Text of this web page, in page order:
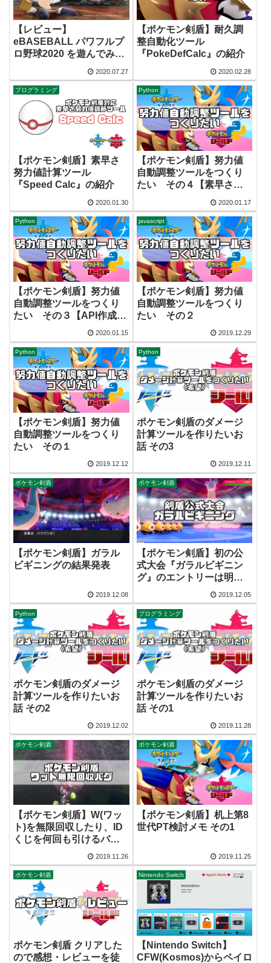
【レビュー】
eBASEBALL パワフルプ
ロ野球2020 を遊んでみた
2020.07.27
【ポケモン剣盾】耐久調
整自動化ツール
『PokeDefCalc』の紹介
2020.02.28
プログラミング
【ポケモン剣盾】素早さ
努力値計算ツール
『Speed Calc』の紹介
2020.01.30
Python
【ポケモン剣盾】努力値
自動調整ツールをつくり
たい その４【素早さ調
2020.01.17
Python
【ポケモン剣盾】努力値
自動調整ツールをつくり
たい その３【API作成完
2020.01.15
javascript
【ポケモン剣盾】努力値
自動調整ツールをつくり
たい その２
2019.12.29
Python
【ポケモン剣盾】努力値
自動調整ツールをつくり
たい その１
2019.12.12
Python
ポケモン剣盾のダメージ
計算ツールを作りたいお
話 その3
2019.12.11
ポケモン剣盾
【ポケモン剣盾】ガラル
ビギニングの結果発表
2019.12.08
ポケモン剣盾
【ポケモン剣盾】初の公
式大会『ガラルビギニン
グ』のエントリーは明日
12月6日（午前9時）ま
で！
2019.12.05
Python
ポケモン剣盾のダメージ
計算ツールを作りたいお
話 その2
2019.12.02
プログラミング
ポケモン剣盾のダメージ
計算ツールを作りたいお
話 その1
2019.11.28
ポケモン剣盾
【ポケモン剣盾】W(ワッ
ト)を無限回収したり、ID
くじを何回も引けるバグ
技が発見される・・・
2019.11.26
ポケモン剣盾
【ポケモン剣盾】机上第8
世代PT検討メモ その1
2019.11.25
ポケモン剣盾
ポケモン剣盾 クリアした
ので感想・レビューを徒
Nintendo Switch
【Nintendo Switch】
CFW(Kosmos)からペイロ